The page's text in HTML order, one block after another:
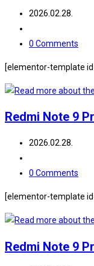
Post
2026.02.28.
category:
Post
0 Comments
[elementor-template
Redmi Note 9
Post
2026.02.28.
category:
Post
0 Comments
[elementor-template
Redmi Note 9